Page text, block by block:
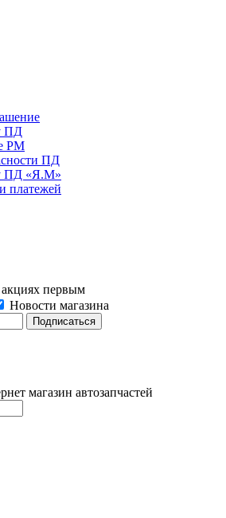
ПД
РМ
ПД
ПД «Я.М»
платежей
акциях первым
Новости магазина
магазин автозапчастей